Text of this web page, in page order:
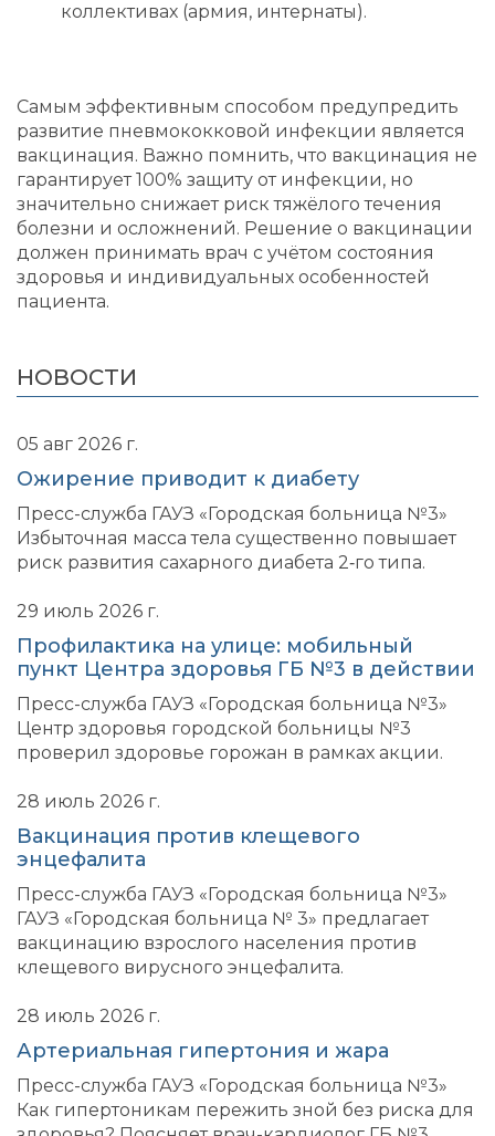
коллективах (армия, интернаты).
Самым эффективным способом предупредить
развитие пневмококковой инфекции является
вакцинация. Важно помнить, что вакцинация не
гарантирует 100% защиту от инфекции, но
значительно снижает риск тяжёлого течения
болезни и осложнений. Решение о вакцинации
должен принимать врач с учётом состояния
здоровья и индивидуальных особенностей
пациента.
НОВОСТИ
05 авг 2026 г.
Ожирение приводит к диабету
Пресс-служба ГАУЗ «Городская больница №3»
Избыточная масса тела существенно повышает
риск развития сахарного диабета 2‑го типа.
29 июль 2026 г.
Профилактика на улице: мобильный
пункт Центра здоровья ГБ №3 в действии
Пресс-служба ГАУЗ «Городская больница №3»
Центр здоровья городской больницы №3
проверил здоровье горожан в рамках акции.
28 июль 2026 г.
Вакцинация против клещевого
энцефалита
Пресс-служба ГАУЗ «Городская больница №3»
ГАУЗ «Городская больница № 3» предлагает
вакцинацию взрослого населения против
клещевого вирусного энцефалита.
28 июль 2026 г.
Артериальная гипертония и жара
Пресс-служба ГАУЗ «Городская больница №3»
Как гипертоникам пережить зной без риска для